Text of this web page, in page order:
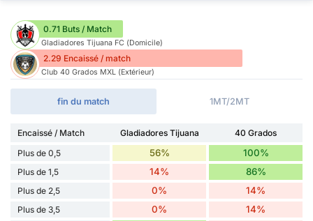
0.71 Buts / Match
Gladiadores Tijuana FC (Domicile)
2.29 Encaissé / match
Club 40 Grados MXL (Extérieur)
fin du match 1MT/2MT
Encaissé / Match Gladiadores Tijuana
40 Grados
Plus de 0,5
56% 100%
Plus de 1,5 14% 86%
Plus de 2,5 0% 14%
Plus de 3,5 0% 14%